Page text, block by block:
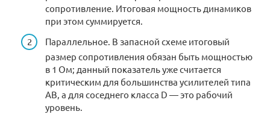
сопротивление. Итоговая мощность динамиков
при этом суммируется.
Параллельное. В запасной схеме итоговый
размер сопротивления обязан быть мощностью
в 1 Ом; данный показатель уже считается
критическим для большинства усилителей типа
АВ, а для соседнего класса D — это рабочий
уровень.